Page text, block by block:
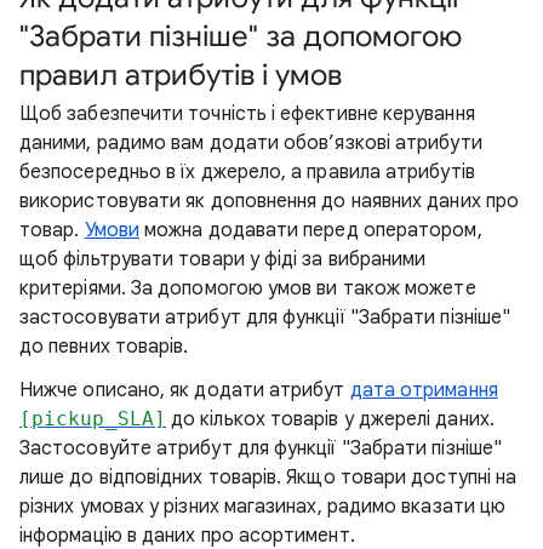
"Забрати пізніше" за допомогою
правил атрибутів і умов
Щоб забезпечити точність і ефективне керування
даними, радимо вам додати обов’язкові атрибути
безпосередньо в їх джерело, а правила атрибутів
використовувати як доповнення до наявних даних про
товар. Умови можна додавати перед оператором,
щоб фільтрувати товари у фіді за вибраними
критеріями. За допомогою умов ви також можете
застосовувати атрибут для функції "Забрати пізніше"
до певних товарів.
Нижче описано, як додати атрибут дата отримання
[pickup_SLA] до кількох товарів у джерелі даних.
Застосовуйте атрибут для функції "Забрати пізніше"
лише до відповідних товарів. Якщо товари доступні на
різних умовах у різних магазинах, радимо вказати цю
інформацію в даних про асортимент.